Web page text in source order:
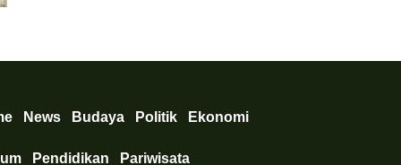
News Budaya Politik Ekonomi
Pendidikan Pariwisata